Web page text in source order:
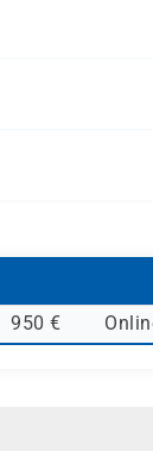
und
für
950 €